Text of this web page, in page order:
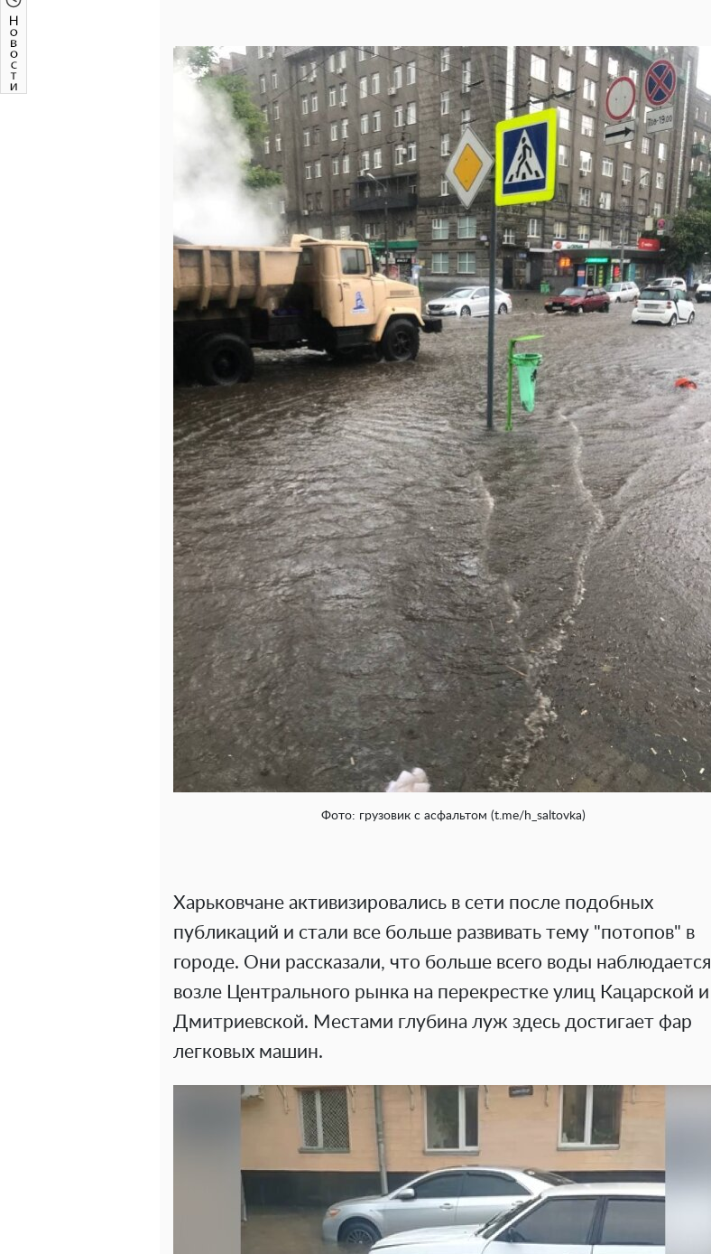
Фото: грузовик с асфальтом (t.me/h_saltovka)
Харьковчане активизировались в сети после подобных
публикаций и стали все больше развивать тему "потопов" в
городе. Они рассказали, что больше всего воды наблюдается
возле Центрального рынка на перекрестке улиц Кацарской и
Дмитриевской. Местами глубина луж здесь достигает фар
легковых машин.